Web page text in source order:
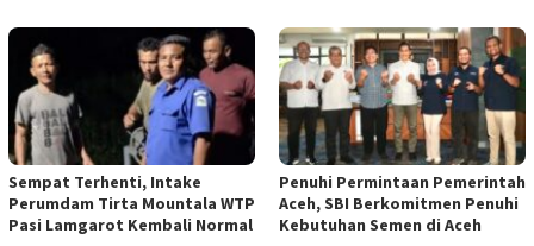
Sempat Terhenti, Intake
Perumdam Tirta Mountala WTP
Pasi Lamgarot Kembali Normal
Penuhi Permintaan Pemerintah
Aceh, SBI Berkomitmen Penuhi
Kebutuhan Semen di Aceh